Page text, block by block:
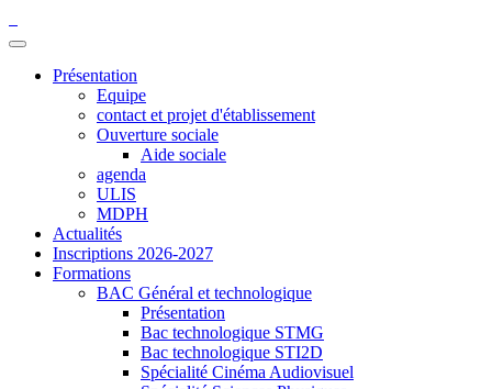
Présentation
Equipe
contact et projet d'établissement
Ouverture sociale
Aide sociale
agenda
ULIS
MDPH
Actualités
Inscriptions 2026-2027
Formations
BAC Général et technologique
Présentation
Bac technologique STMG
Bac technologique STI2D
Spécialité Cinéma Audiovisuel